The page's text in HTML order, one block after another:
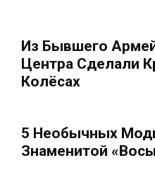
Из Бывшего
Центра Сделали
Колёсах
5 Необычных
Знаменитой